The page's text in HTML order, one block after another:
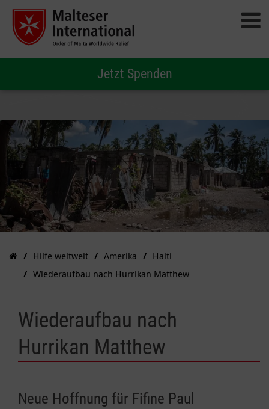
Jetzt Spenden
Hilfe weltweit Amerika
Haiti
Wiederaufbau nach Hurrikan Matthew
Wiederaufbau nach
Hurrikan Matthew
Neue Hoffnung für Fifine Paul